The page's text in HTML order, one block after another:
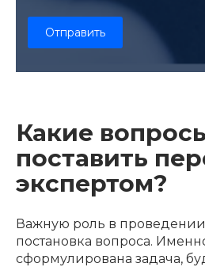
Какие
поставить
экспертом?
Важную роль в проведении
постановка вопроса.
сформулирована задача,